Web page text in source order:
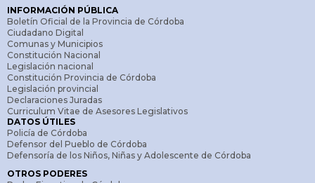
INFORMACIÓN PÚBLICA
Boletín Oficial de la Provincia de Córdoba
Ciudadano Digital
Comunas y Municipios
Constitución Nacional
Legislación nacional
Constitución Provincia de Córdoba
Legislación provincial
Declaraciones Juradas
Curriculum Vitae de Asesores Legislativos
DATOS ÚTILES
Policía de Córdoba
Defensor del Pueblo de Córdoba
Defensoría de los Niños, Niñas y Adolescente de Córdoba
OTROS PODERES